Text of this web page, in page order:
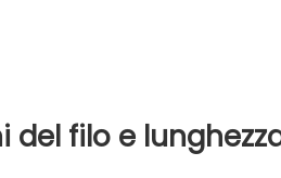
del filo e